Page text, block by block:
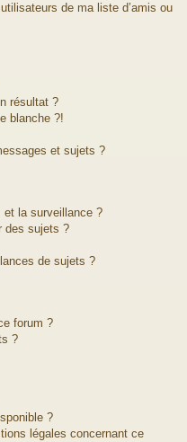
de ma liste d’amis ou
résultat ?
blanche ?!
et sujets ?
et la surveillance ?
des sujets ?
de sujets ?
forum ?
?
?
légales concernant ce